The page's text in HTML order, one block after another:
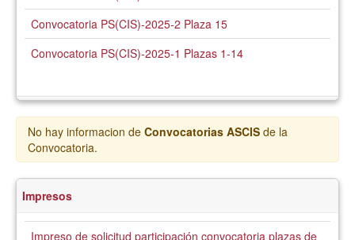
Convocatoria PS(CIS)-2025-2 Plaza 15
Convocatoria PS(CIS)-2025-1 Plazas 1-14
No hay informacion de Convocatorias ASCIS de la
Convocatoria.
Impresos
Impreso de solicitud participación convocatoria plazas de